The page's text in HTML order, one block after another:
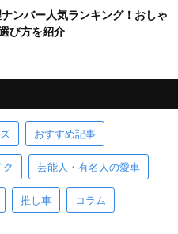
ナンバー人気ランキング！おしゃ
び方を紹介
おすすめ記事
ク 芸能人・有名人の愛車
推し車 コラム